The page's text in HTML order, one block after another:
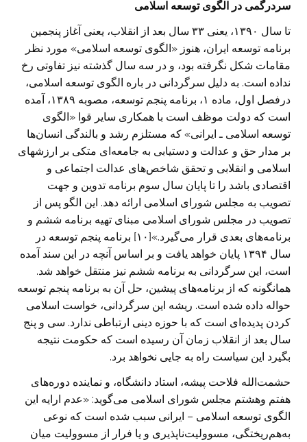
سردرگمی در الگوی توسعه اسلامی
تا سال ۱۳۹۰، یعنی ۳۳ سال بعد از انقلاب، یعنی آغاز پنجمین
برنامه توسعه ایران، هنوز «الگوی توسعه اسلامی» مورد نظر
مقامات شکل نگرفته بود، و در سه سال گذشته نیز تفاوتی رخ
نداده است. به دلیل سرگردانی در باره الگوی توسعه اسلامی،
درفصل اول، ماده ۱، برنامه پنجم توسعه، مصوبه ۱۳۸۹، آمده
است که دولت موظف است با همکاری سایر قوا «الگوی
توسعه اسلامی ـ ایرانی» که مستلزم رشد و بالندگی انسان‌ها
بر مدار حق و عدالت و دستیابی به جامعه‌ای متکی بر ارزشهای
اسلامی و انقلابی و تحقق شاخص‌های عدالت اجتماعی و
اقتصادی باشد را تا پایان سال سوم برنامه تدوین و جهت
تصویب به مجلس شورای اسلامی ارائه دهد. این الگو پس از
تصویب در مجلس شورای اسلامی مبنای تهیه برنامه ششم و
برنامه‌های بعدی قرار می‌گیرد.»[۱۰] برنامه پنجم توسعه در
سال ۱۳۹۴ پایان خواهد یافت و بر اساس آنچه در این سند آمده
است، این سرگردانی به برنامه ششم نیز منتقل خواهد شد.
همانگونه که از برنامه‌های پیشین، حل آن به برنامه پنجم توسعه
حواله داده شده است. ریشه این سرگردانی، خواست اسلامی
کردن پدیده‌ای است که با حوزه دینی ارتباطی ندارد. سی و پنج
سال بعد از انقلاب زمان آن رسیده است که حکومت نتیجه
بگیرد این سیاست راه به جایی نخواهد برد.
حشمت‌الله فلاحت پیشه، استاد دانشگاه، و نماینده دوره‌های
هفتم وهشتم مجلس شورای اسلامی می‌گوید: «عدم ارایه این
الگوی توسعه اسلامی – ایرانی سبب شده است که نوعی
به‌هم‌ریختگی، مسوولیت‌ناپذیری و یا فرار از مسوولیت میان